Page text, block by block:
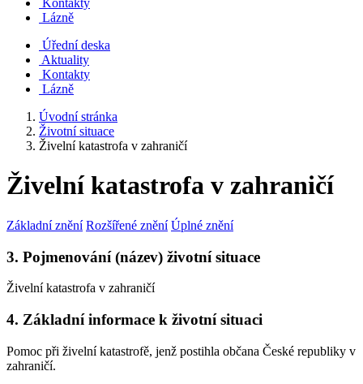
Kontakty
Lázně
Úřední deska
Aktuality
Kontakty
Lázně
Úvodní stránka
Životní situace
Živelní katastrofa v zahraničí
Živelní katastrofa v zahraničí
Základní znění Rozšířené znění Úplné znění
3. Pojmenování (název) životní situace
Živelní katastrofa v zahraničí
4. Základní informace k životní situaci
Pomoc při živelní katastrofě, jenž postihla občana České republiky v
zahraničí.